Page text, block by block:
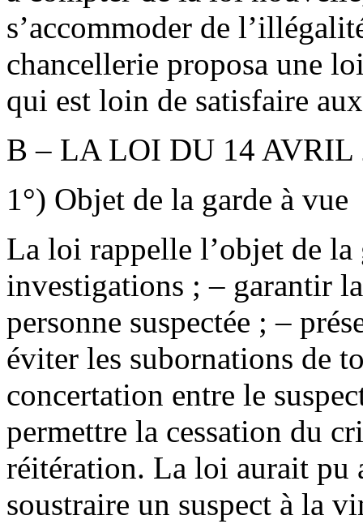
s’accommoder de
chancellerie proposa une
qui est loin de satisfaire
B – LA LOI DU 14 AVRIL
1°) Objet de la garde à vue
La loi rappelle l’objet de la
investigations ; – garantir
personne suspectée ; –
éviter les subornations de
concertation entre le
permettre la cessation du
réitération. La loi aurait pu
soustraire un suspect à la